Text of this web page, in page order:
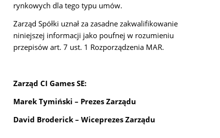
rynkowych dla tego typu umów.
Zarząd Spółki uznał za zasadne zakwalifikowanie
niniejszej informacji jako poufnej w rozumieniu
przepisów art. 7 ust. 1 Rozporządzenia MAR.
Zarząd CI Games SE:
Marek Tymiński – Prezes Zarządu
David Broderick – Wiceprezes Zarządu